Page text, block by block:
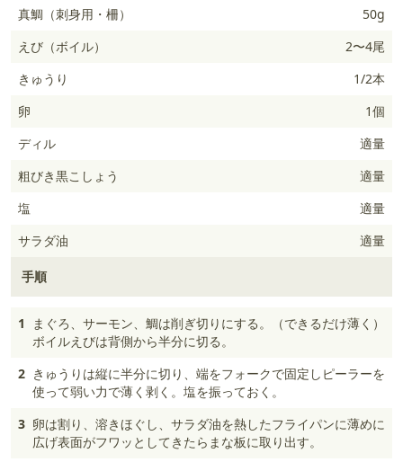
真鯛（刺身用・柵）
50g
えび（ボイル）
2〜4尾
きゅうり
1/2本
卵
1個
ディル
適量
粗びき黒こしょう
適量
塩
適量
サラダ油
適量
手順
1
まぐろ、サーモン、鯛は削ぎ切りにする。（できるだけ薄く）
ボイルえびは背側から半分に切る。
2 きゅうりは縦に半分に切り、端をフォークで固定しピーラーを
使って弱い力で薄く剥く。塩を振っておく。
3 卵は割り、溶きほぐし、サラダ油を熱したフライパンに薄めに
広げ表面がフワッとしてきたらまな板に取り出す。